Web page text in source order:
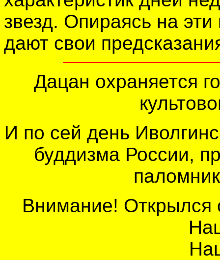
звезд. Опираясь на
дают свои
Дацан охраняется
И по сей день
буддизма России,
Внимание! Открылся